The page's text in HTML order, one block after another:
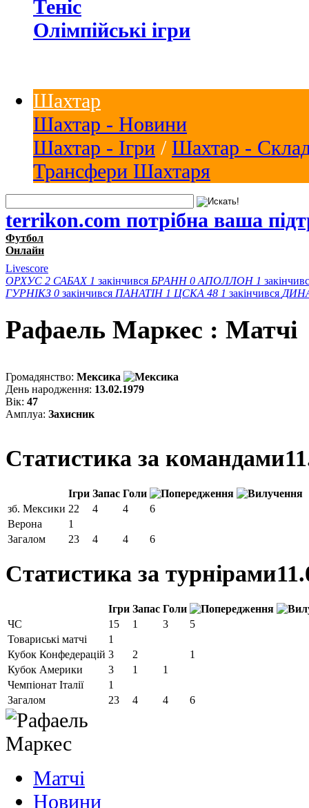
Теніс
Олімпійські ігри
Шахтар
Шахтар - Новини
Шахтар - Ігри / Шахтар -
Трансфери Шахтаря
terrikon.com потрібна ваша
Футбол
Онлайн
Livescore
ОРХУС 2 САБАХ 1 закінчився БРАНН 0 АПОЛЛОН 1
ГУРНІКЗ 0 закінчився ПАНАТІН 1 ЦСКА 48 1 закінчився
Рафаель Маркес : Матчi
Громадянство: Мексика
День народження: 13.02.1979
Вік: 47
Амплуа: Захисник
Статистика за командами
Ігри Запас Голи
зб. Мексики 22 4 4
6
Верона
1
Загалом
23 4 4 6
Статистика за турнірами
Ігри Запас Голи
ЧС
15 1 3
5
Товариські матчі
1
Кубок Конфедерацій 3 2
1
Кубок Америки
3 1
1
Чемпіонат Італії
1
Загалом
23 4 4 6
Матчi
Новини